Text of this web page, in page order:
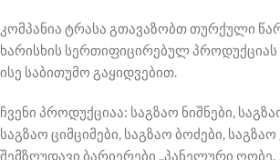
კომპანია ტრასა გთავაზობთ თურქული
ხარისხის სერთიფიცირებულ
ისე საბითუმო გაყიდვებით.
ჩვენი პროდუქციაა: საგზაო ნიშნები,
საგზაო ციმციმები, საგზაო ბოძები,
შემზღუდავი ბარიერები ..პანელური ღობე.